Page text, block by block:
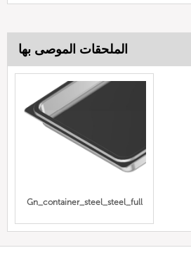
الملحقات الموصى بها
Gn_container_steel_steel_full